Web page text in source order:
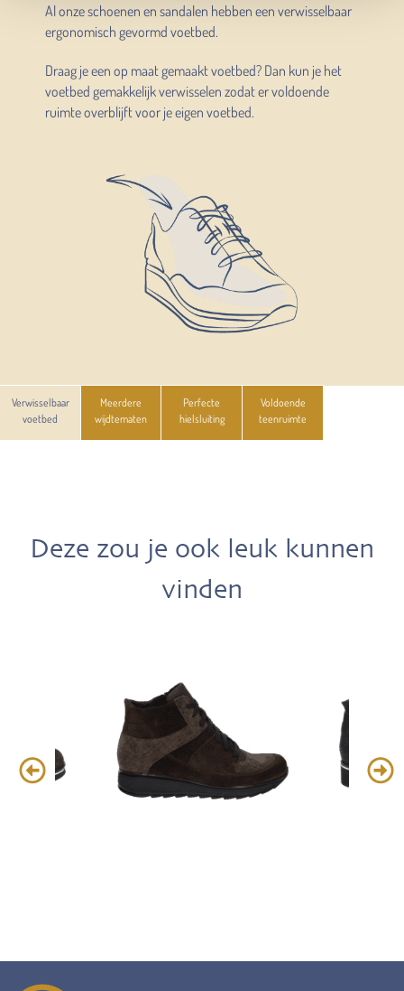
Al onze schoenen en sandalen hebben een verwisselbaar
ergonomisch gevormd voetbed.
Draag je een op maat gemaakt voetbed? Dan kun je het
voetbed gemakkelijk verwisselen zodat er voldoende
ruimte overblijft voor je eigen voetbed.
Verwisselbaar
voetbed
Meerdere
wijdtematen
Perfecte
hielsluiting
Voldoende
teenruimte
Deze zou je ook leuk kunnen
vinden